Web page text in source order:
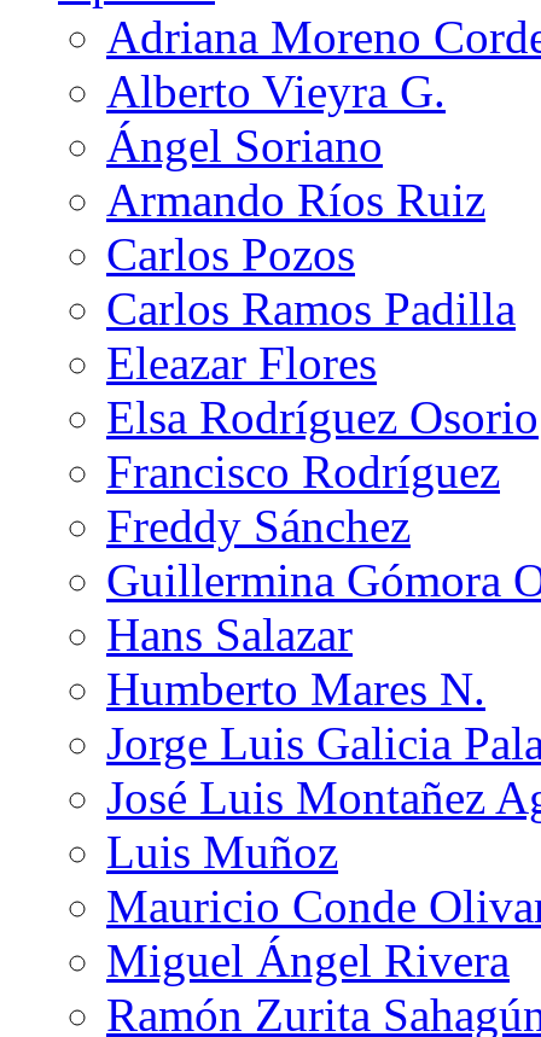
Adriana Moreno
Alberto Vieyra G.
Ángel Soriano
Armando Ríos Ruiz
Carlos Pozos
Carlos Ramos Padilla
Eleazar Flores
Elsa Rodríguez Osorio
Francisco Rodríguez
Freddy Sánchez
Guillermina Gómora
Hans Salazar
Humberto Mares N.
Jorge Luis Galicia
José Luis Montañez
Luis Muñoz
Mauricio Conde
Miguel Ángel Rivera
Ramón Zurita